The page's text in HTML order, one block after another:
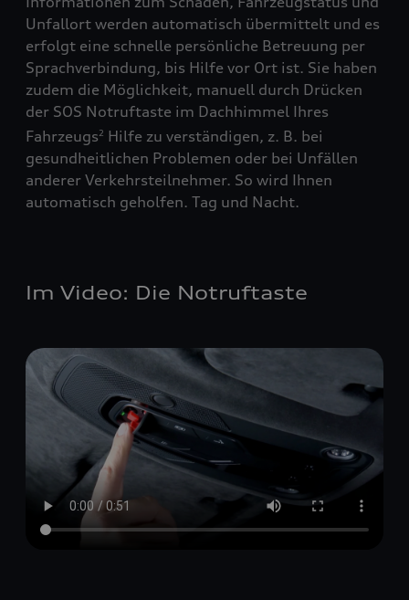
Unfallort werden automatisch übermittelt und es
erfolgt eine schnelle persönliche Betreuung per
Sprachverbindung, bis Hilfe vor Ort ist. Sie haben
zudem die Möglichkeit, manuell durch Drücken
der SOS Notruftaste im Dachhimmel Ihres
Fahrzeugs2 Hilfe zu verständigen, z. B. bei
gesundheitlichen Problemen oder bei Unfällen
anderer Verkehrsteilnehmer. So wird Ihnen
automatisch geholfen. Tag und Nacht.
Im Video: Die Notruftaste